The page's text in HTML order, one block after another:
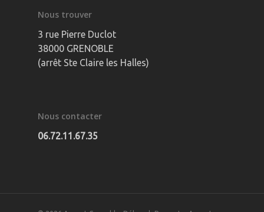
Nous trouver
3 rue Pierre Duclot
38000 GRENOBLE
(arrêt Ste Claire les Halles)
Nous contacter
06.72.11.67.35